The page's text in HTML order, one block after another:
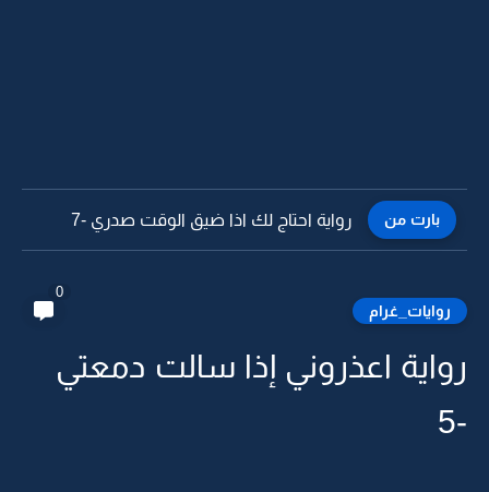
بارت من رواية احتاج لك اذا ضيق الوقت صدري -6
روايات_غرام
0
رواية اعذروني إذا سالت دمعتي
-5